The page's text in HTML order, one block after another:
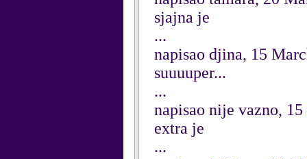
sjajna je
...
napisao djina, 15
suuuuper...
...
napisao nije vazno,
extra je
...